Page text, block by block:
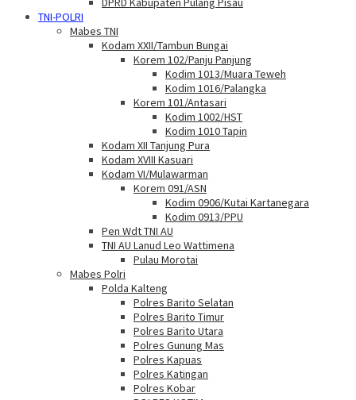
TNI-POLRI
Mabes TNI
Kodam XXII/Tambun Bungai
Korem 102/Panju Panjung
Kodim 1013/Muara Teweh
Kodim 1016/Palangka
Korem 101/Antasari
Kodim 1002/HST
Kodim 1010 Tapin
Kodam XII Tanjung Pura
Kodam XVIII Kasuari
Kodam VI/Mulawarman
Korem 091/ASN
Kodim 0906/Kutai Kartanegara
Kodim 0913/PPU
Pen Wdt TNI AU
TNI AU Lanud Leo Wattimena
Pulau Morotai
Mabes Polri
Polda Kalteng
Polres Barito Selatan
Polres Barito Timur
Polres Barito Utara
Polres Gunung Mas
Polres Kapuas
Polres Katingan
Polres Kobar